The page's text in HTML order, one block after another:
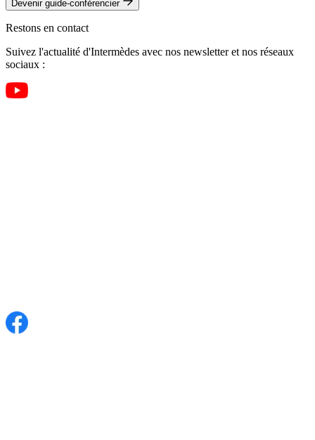
Devenir guide-conférencier
Restons en contact
Suivez l'actualité d'Intermèdes avec nos newsletter et nos réseaux
sociaux :